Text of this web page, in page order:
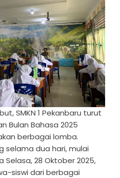
SMKN 1 Pekanbaru turut
Bulan Bahasa 2025
berbagai lomba.
selama dua hari, mulai
Selasa, 28 Oktober 2025,
siswi dari berbagai